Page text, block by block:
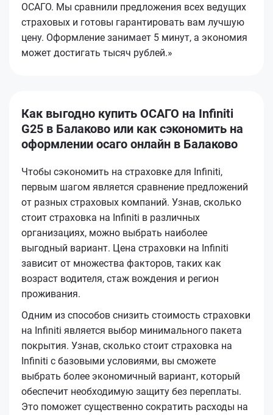
ОСАГО. Мы сравнили предложения всех ведущих
страховых и готовы гарантировать вам лучшую
цену. Оформление занимает 5 минут, а экономия
может достигать тысяч рублей.»
Как выгодно купить ОСАГО на Infiniti
G25 в Балаково или как сэкономить на
оформлении осаго онлайн в Балаково
Чтобы сэкономить на страховке для Infiniti,
первым шагом является сравнение предложений
от разных страховых компаний. Узнав, сколько
стоит страховка на Infiniti в различных
организациях, можно выбрать наиболее
выгодный вариант. Цена страховки на Infiniti
зависит от множества факторов, таких как
возраст водителя, стаж вождения и регион
проживания.
Одним из способов снизить стоимость страховки
на Infiniti является выбор минимального пакета
покрытия. Узнав, сколько стоит страховка на
Infiniti с базовыми условиями, вы сможете
выбрать более экономичный вариант, который
обеспечит необходимую защиту без переплаты.
Это поможет существенно сократить расходы на